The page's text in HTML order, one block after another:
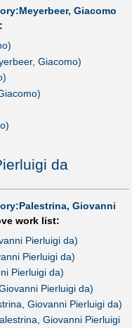
Giacomo
Giacomo)
da
Giovanni
work list:
Pierluigi da)
Pierluigi da)
Pierluigi da)
Pierluigi da)
Giovanni Pierluigi da)
Giovanni Pierluigi